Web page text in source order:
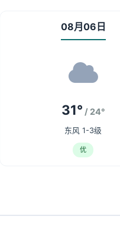
08月06日
31° / 24°
东风 1-3级
优